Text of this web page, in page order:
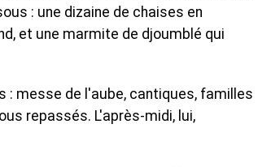
: une dizaine de chaises en
et une marmite de djoumblé qui
: messe de l'aube, cantiques, familles
repassés. L'après-midi, lui,